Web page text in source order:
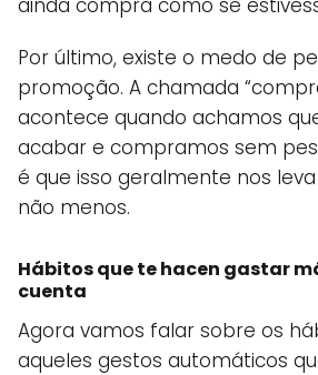
ainda compra como se
Por último, existe o medo de
promoção. A chamada
acontece quando achamos
acabar e compramos sem
é que isso geralmente nos
não menos.
Hábitos que te hacen gastar
cuenta
Agora vamos falar sobre os
aqueles gestos automáticos